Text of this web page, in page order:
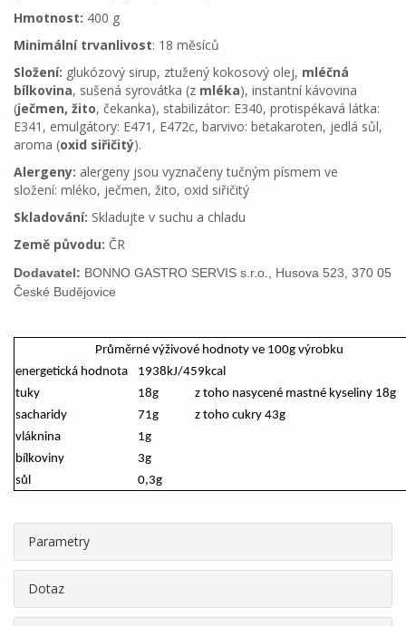
Hmotnost: 400 g
Minimální trvanlivost: 18 měsíců
Složení: glukózový sirup, ztužený kokosový olej, mléčná
bílkovina, sušená syrovátka (z mléka), instantní kávovina
(ječmen, žito, čekanka), stabilizátor: E340, protispékavá látka:
E341, emulgátory: E471, E472c, barvivo: betakaroten, jedlá sůl,
aroma (oxid siřičitý).
Alergeny: alergeny jsou vyznačeny tučným písmem ve
složení: mléko, ječmen, žito, oxid siřičitý
Skladování: Skladujte v suchu a chladu
Země původu: ČR
Dodavatel: BONNO GASTRO SERVIS s.r.o., Husova 523, 370 05
České Budějovice
Průměrné výživové hodnoty ve 100g výrobku
energetická hodnota
1938kJ/459kcal
tuky
18g
z toho nasycené mastné kyseliny 18g
sacharidy
71g
z toho cukry 43g
vláknina
1g
bílkoviny
3g
sůl
0,3g
Parametry
Dotaz